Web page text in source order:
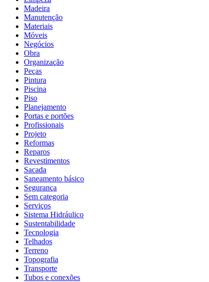
Madeira
Manutenção
Materiais
Móveis
Negócios
Obra
Organização
Peças
Pintura
Piscina
Piso
Planejamento
Portas e portões
Profissionais
Projeto
Reformas
Reparos
Revestimentos
Sacada
Saneamento básico
Segurança
Sem categoria
Serviços
Sistema Hidráulico
Sustentabilidade
Tecnologia
Telhados
Terreno
Topografia
Transporte
Tubos e conexões